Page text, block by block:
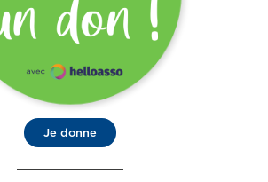
Je donne